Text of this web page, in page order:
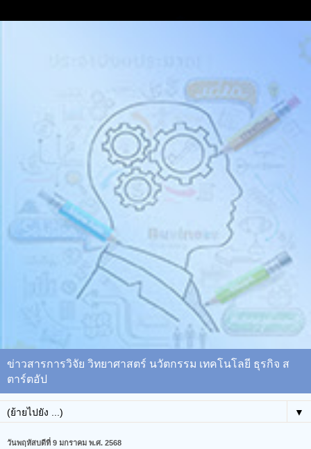
ข่าวสารการวิจัย วิทยาศาสตร์ นวัตกรรม เทคโนโลยี ธุรกิจ ส
ตาร์ตอัป
▼
วันพฤหัสบดีที่ 9 มกราคม พ.ศ. 2568